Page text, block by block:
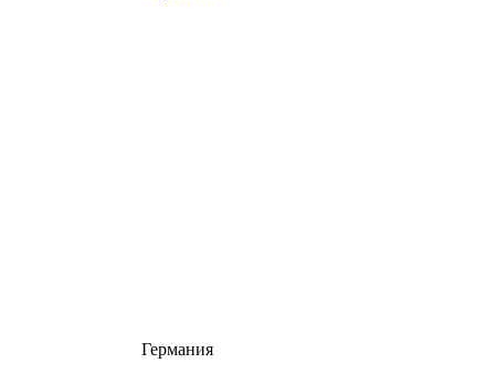
Германия